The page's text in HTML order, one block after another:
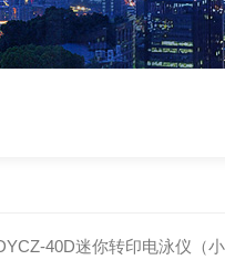
40D迷你转印电泳仪（小